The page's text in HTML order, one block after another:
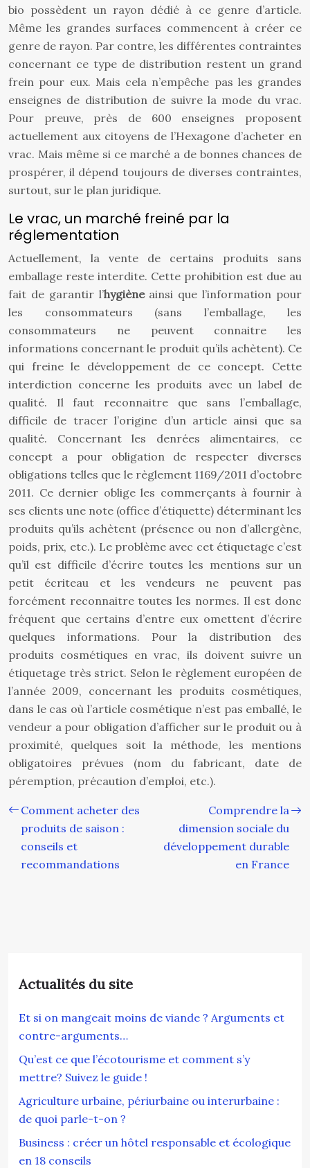
bio possèdent un rayon dédié à ce genre d’article.
Même les grandes surfaces commencent à créer ce
genre de rayon. Par contre, les différentes contraintes
concernant ce type de distribution restent un grand
frein pour eux. Mais cela n’empêche pas les grandes
enseignes de distribution de suivre la mode du vrac.
Pour preuve, près de 600 enseignes proposent
actuellement aux citoyens de l’Hexagone d’acheter en
vrac. Mais même si ce marché a de bonnes chances de
prospérer, il dépend toujours de diverses contraintes,
surtout, sur le plan juridique.
Le vrac, un marché freiné par la
réglementation
Actuellement, la vente de certains produits sans
emballage reste interdite. Cette prohibition est due au
fait de garantir l’hygiène ainsi que l’information pour
les consommateurs (sans l’emballage, les
consommateurs ne peuvent connaitre les
informations concernant le produit qu’ils achètent). Ce
qui freine le développement de ce concept. Cette
interdiction concerne les produits avec un label de
qualité. Il faut reconnaitre que sans l’emballage,
difficile de tracer l’origine d’un article ainsi que sa
qualité. Concernant les denrées alimentaires, ce
concept a pour obligation de respecter diverses
obligations telles que le règlement 1169/2011 d’octobre
2011. Ce dernier oblige les commerçants à fournir à
ses clients une note (office d’étiquette) déterminant les
produits qu’ils achètent (présence ou non d’allergène,
poids, prix, etc.). Le problème avec cet étiquetage c’est
qu’il est difficile d’écrire toutes les mentions sur un
petit écriteau et les vendeurs ne peuvent pas
forcément reconnaitre toutes les normes. Il est donc
fréquent que certains d’entre eux omettent d’écrire
quelques informations. Pour la distribution des
produits cosmétiques en vrac, ils doivent suivre un
étiquetage très strict. Selon le règlement européen de
l’année 2009, concernant les produits cosmétiques,
dans le cas où l’article cosmétique n’est pas emballé, le
vendeur a pour obligation d’afficher sur le produit ou à
proximité, quelques soit la méthode, les mentions
obligatoires prévues (nom du fabricant, date de
péremption, précaution d’emploi, etc.).
Comment acheter des
produits de saison :
conseils et
recommandations
Comprendre la
dimension sociale du
développement durable
en France
Actualités du site
Et si on mangeait moins de viande ? Arguments et
contre-arguments…
Qu’est ce que l’écotourisme et comment s’y
mettre? Suivez le guide !
Agriculture urbaine, périurbaine ou interurbaine :
de quoi parle-t-on ?
Business : créer un hôtel responsable et écologique
en 18 conseils